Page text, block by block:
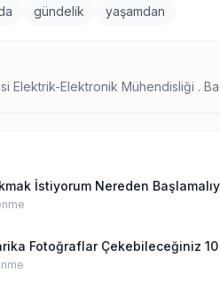
gündelik yaşamdan
Elektrik-Elektronik Mühendisliği .
İstiyorum Nereden
Fotoğraflar Çekebileceğiniz